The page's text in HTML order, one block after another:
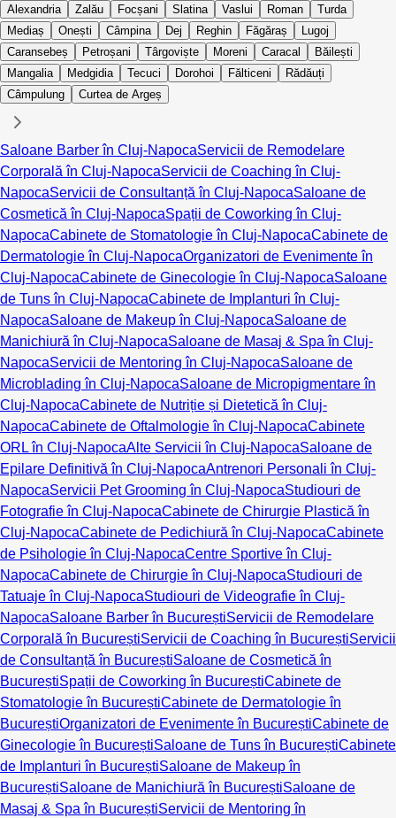
Alexandria
Zalău Focșani Slatina Vaslui Roman
Turda
Mediaș
Onești Câmpina Dej Reghin Făgăraș
Lugoj
Caransebeș
Petroșani Târgoviște Moreni Caracal
Băilești
Mangalia
Medgidia Tecuci Dorohoi Fălticeni
Rădăuți
Câmpulung
Curtea de Argeș
Saloane Barber în Cluj-NapocaServicii de Remodelare
Corporală în Cluj-NapocaServicii de Coaching în Cluj-
NapocaServicii de Consultanță în Cluj-NapocaSaloane de
Cosmetică în Cluj-NapocaSpații de Coworking în Cluj-
NapocaCabinete de Stomatologie în Cluj-NapocaCabinete de
Dermatologie în Cluj-NapocaOrganizatori de Evenimente în
Cluj-NapocaCabinete de Ginecologie în Cluj-NapocaSaloane
de Tuns în Cluj-NapocaCabinete de Implanturi în Cluj-
NapocaSaloane de Makeup în Cluj-NapocaSaloane de
Manichiură în Cluj-NapocaSaloane de Masaj & Spa în Cluj-
NapocaServicii de Mentoring în Cluj-NapocaSaloane de
Microblading în Cluj-NapocaSaloane de Micropigmentare în
Cluj-NapocaCabinete de Nutriție și Dietetică în Cluj-
NapocaCabinete de Oftalmologie în Cluj-NapocaCabinete
ORL în Cluj-NapocaAlte Servicii în Cluj-NapocaSaloane de
Epilare Definitivă în Cluj-NapocaAntrenori Personali în Cluj-
NapocaServicii Pet Grooming în Cluj-NapocaStudiouri de
Fotografie în Cluj-NapocaCabinete de Chirurgie Plastică în
Cluj-NapocaCabinete de Pedichiură în Cluj-NapocaCabinete
de Psihologie în Cluj-NapocaCentre Sportive în Cluj-
NapocaCabinete de Chirurgie în Cluj-NapocaStudiouri de
Tatuaje în Cluj-NapocaStudiouri de Videografie în Cluj-
NapocaSaloane Barber în BucureștiServicii de Remodelare
Corporală în BucureștiServicii de Coaching în BucureștiServicii
de Consultanță în BucureștiSaloane de Cosmetică în
BucureștiSpații de Coworking în BucureștiCabinete de
Stomatologie în BucureștiCabinete de Dermatologie în
BucureștiOrganizatori de Evenimente în BucureștiCabinete de
Ginecologie în BucureștiSaloane de Tuns în BucureștiCabinete
de Implanturi în BucureștiSaloane de Makeup în
BucureștiSaloane de Manichiură în BucureștiSaloane de
Masaj & Spa în BucureștiServicii de Mentoring în